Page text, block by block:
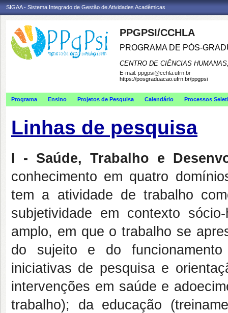
SIGAA - Sistema Integrado de Gestão de Atividades Acadêmicas
PPGPSI/CCHLA
PROGRAMA DE PÓS-
CENTRO DE CIÊNCIAS
E-mail: ppgpsi@cchla.ufrn.br
https://posgraduacao.ufrn.br/ppgpsi
Programa Ensino Projetos de Pesquisa Calendário Processos
Linhas de pesquisa
I - Saúde, Trabalho e
conhecimento em quatro
tem a atividade de trabalho
subjetividade em contexto
amplo, em que o trabalho se
do sujeito e do funcionamento
iniciativas de pesquisa e
intervenções em saúde e
trabalho); da educação